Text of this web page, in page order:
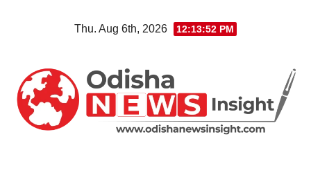
Thu. Aug 6th, 2026 12:13:53 PM